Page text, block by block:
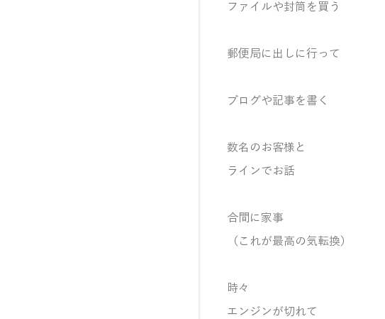
ファイルや封筒を買う
郵便局に出しに行って
ブログや記事を書く
数名のお客様と
ラインでお話
合間に家事
（これが最高の気転換）
時々
エンジンが切れて